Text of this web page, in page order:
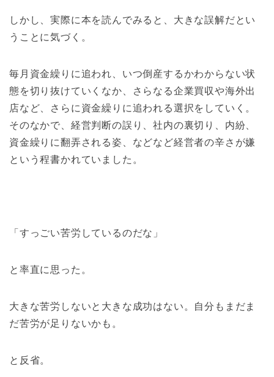
しかし、実際に本を読んでみると、大きな誤解だとい
うことに気づく。
毎月資金繰りに追われ、いつ倒産するかわからない状
態を切り抜けていくなか、さらなる企業買収や海外出
店など、さらに資金繰りに追われる選択をしていく。
そのなかで、経営判断の誤り、社内の裏切り、内紛、
資金繰りに翻弄される姿、などなど経営者の辛さが嫌
という程書かれていました。
「すっごい苦労しているのだな」
と率直に思った。
大きな苦労しないと大きな成功はない。自分もまだま
だ苦労が足りないかも。
と反省。